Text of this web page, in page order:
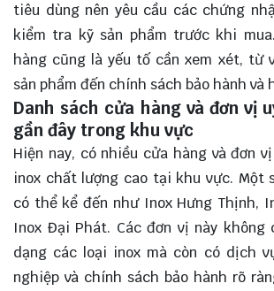
tiêu dùng nên yêu cầu các chứng
kiểm tra kỹ sản phẩm trước khi
hàng cũng là yếu tố cần xem xét, từ
sản phẩm đến chính sách bảo hành và
Danh sách cửa hàng và đơn vị
gần đây trong khu vực
Hiện nay, có nhiều cửa hàng và đơn
inox chất lượng cao tại khu vực. Một
có thể kể đến như Inox Hưng Thịnh,
Inox Đại Phát. Các đơn vị này không
dạng các loại inox mà còn có dịch
nghiệp và chính sách bảo hành rõ